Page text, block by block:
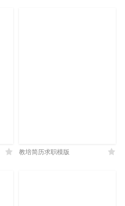
教培简历求职模版